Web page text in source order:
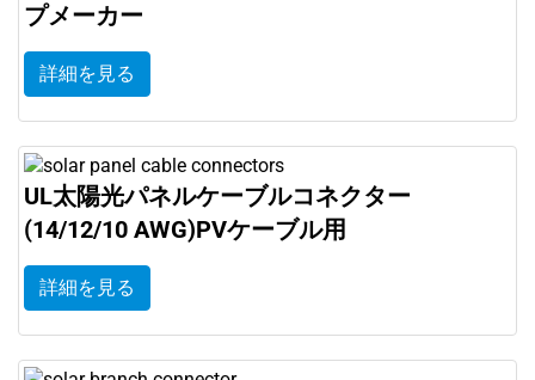
プメーカー
詳細を見る
UL太陽光パネルケーブルコネクター
(14/12/10 AWG)PVケーブル用
詳細を見る